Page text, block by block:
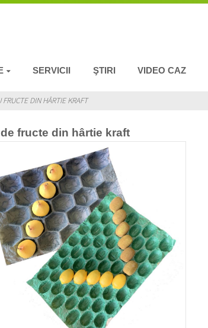
SERVICII ŞTIRI VIDEO CAZ
FRUCTE DIN HÂRTIE KRAFT
fructe din hârtie kraft